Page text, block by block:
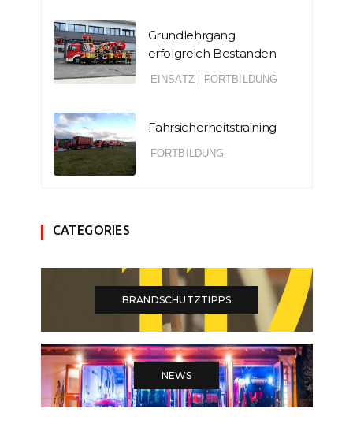
Grundlehrgang
erfolgreich Bestanden
EINSATZ FORTBILDUNG
Fahrsicherheitstraining
FORTBILDUNG
CATEGORIES
BRANDSCHUTZTIPPS
NEWS